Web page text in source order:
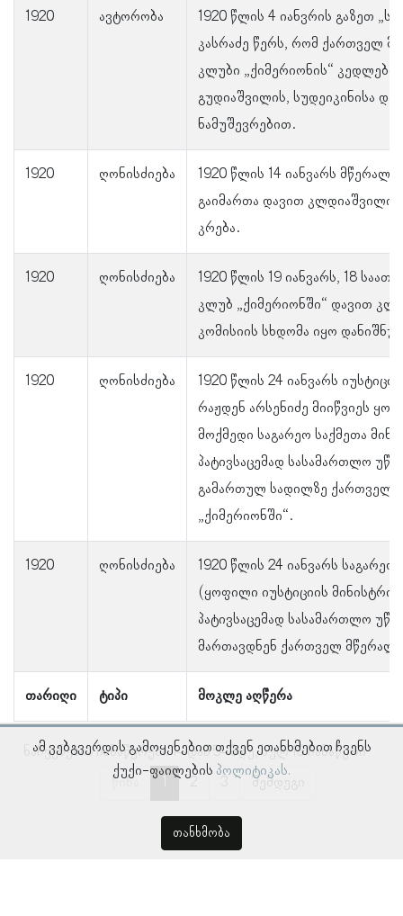
1920 ავტორობა
1920 წლის 4 იანვრის გაზეთ
კასრაძე წერს, რომ ქართველ
კლუბი „ქიმერიონის“
გუდიაშვილის, სუდეიკინისა და
ნამუშევრებით.
1920 ღონისძიება
1920 წლის 14 იანვარს
გაიმართა დავით
კრება.
1920 ღონისძიება
1920 წლის 19 იანვარს, 18
კლუბ „ქიმერიონში“ დავით
კომისიის სხდომა იყო
1920 ღონისძიება
1920 წლის 24 იანვარს
რაჟდენ არსენიძე მიიწვიეს
მოქმედი საგარეო საქმეთა
პატივსაცემად სასამართლო
გამართულ სადილზე ქართველ
„ქიმერიონში“.
1920 ღონისძიება
1920 წლის 24 იანვარს საგარეო
(ყოფილი იუსტიციის
პატივსაცემად სასამართლო
მართავდნენ ქართველ
თარიღი ტიპი მოკლე აღწერა
ნაჩვენებია ჩანაწერები 1–დან 5–მდე, სულ 13 ჩანაწერი
წინა
2 შემდეგი
ამ ვებგვერდის გამოყენებით თქვენ ეთანხმებით ჩვენს
ქუქი-ფაილების პოლიტიკას.
თანხმობა